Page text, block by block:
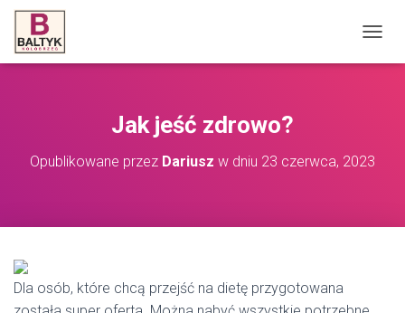
R
Z
Jak jeść zdrowo?
Opublikowane przez Dariusz w dniu 23 czerwca, 2023
Dla osób, które chcą przejść na dietę przygotowana